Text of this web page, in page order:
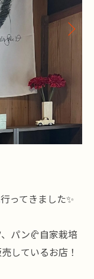
ってきました✨
パン🥐自家栽培
しているお店！